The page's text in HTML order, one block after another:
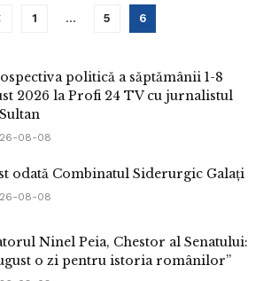
1 … 5 6
politică a săptămânii 1-8
2026 la Profi 24 TV cu jurnalistul
08-08
odată Combinatul Siderurgic Galați
08-08
Ninel Peia, Chestor al Senatului:
o zi pentru istoria românilor”